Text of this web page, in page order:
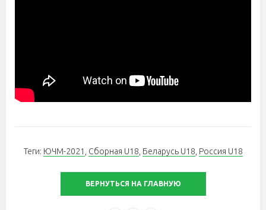
Теги: ЮЧМ-2021 Сборная U18 Беларусь U18 Россия U18
ВЕРНУТЬСЯ НА ГЛАВНУЮ